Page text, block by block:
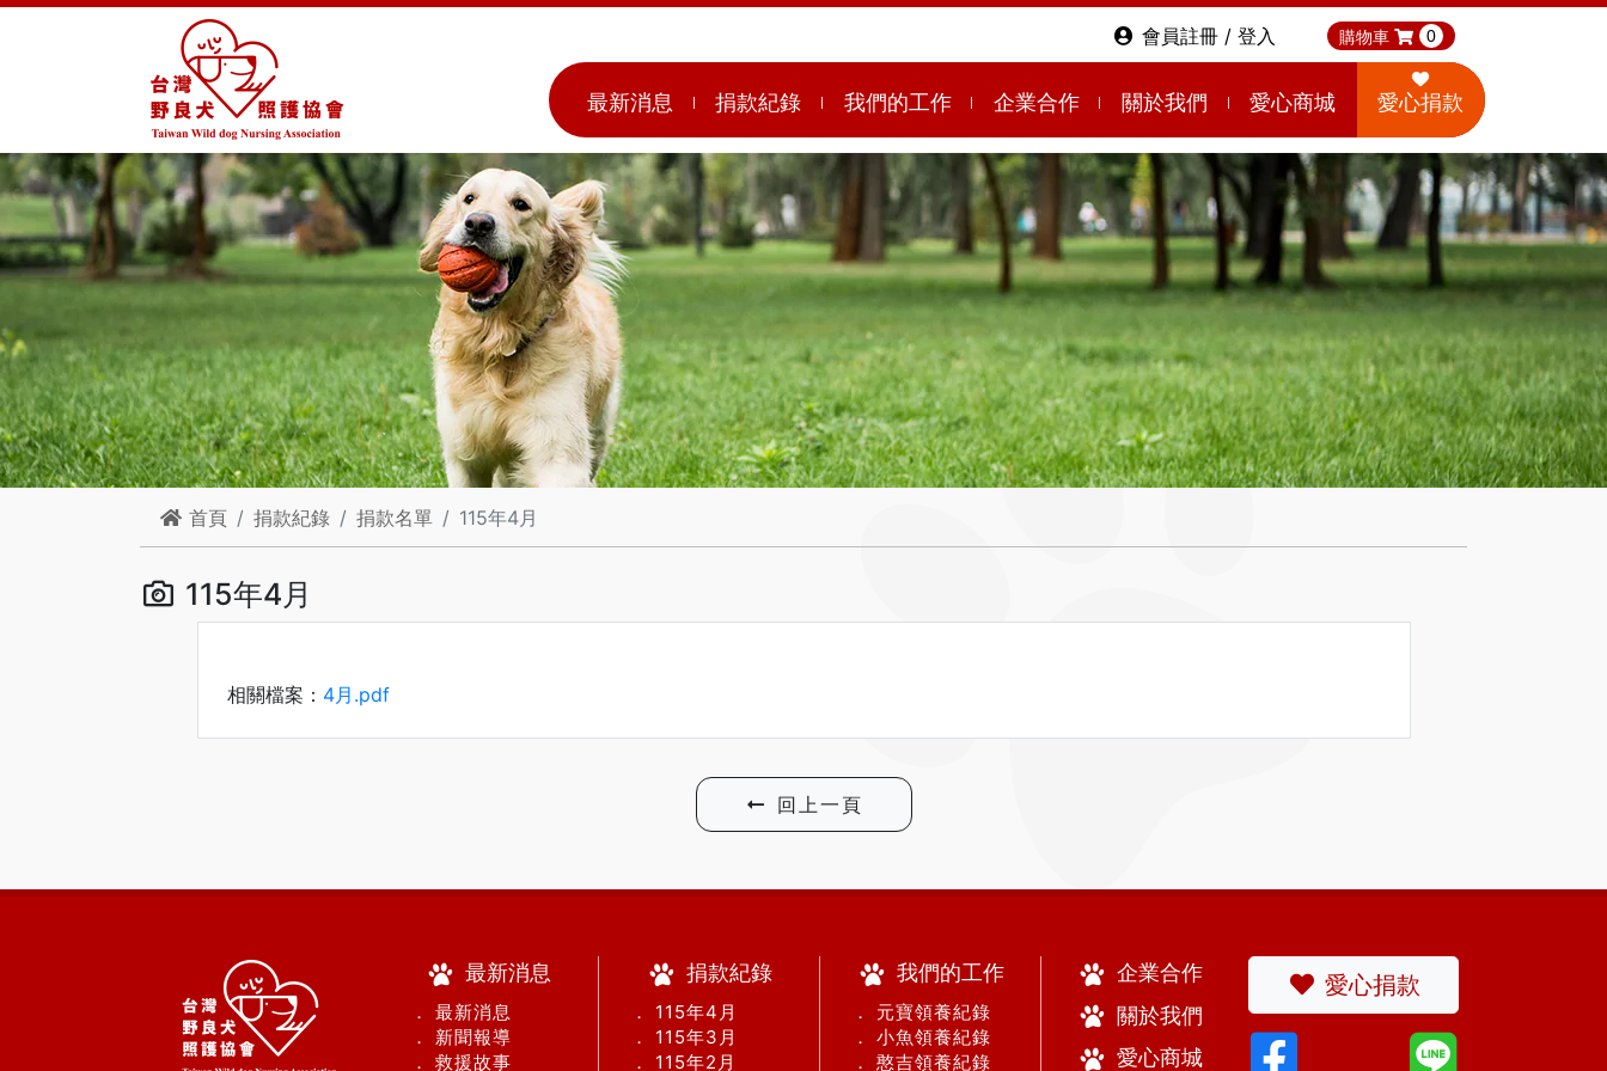
會員註冊 / 登入 購物車 0
最新消息 捐款紀錄 我們的工作 企業合作 關於我們 愛心商城 愛心捐款
首頁 捐款紀錄 捐款名單 115年4月
115年4月
相關檔案： 4月.pdf
回上一頁
最新消息
． 最新消息
． 新聞報導
． 救援故事
捐款紀錄
． 115年4月
． 115年3月
． 115年2月
我們的工作
． 元寶領養紀錄
． 小魚領養紀錄
． 憨吉領養紀錄
企業合作
關於我們
愛心商城
愛心捐款